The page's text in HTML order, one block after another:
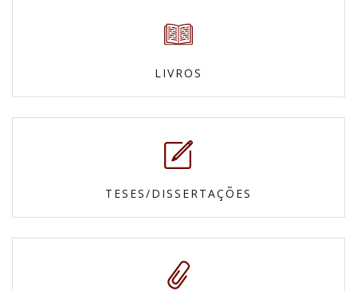
LIVROS
TESES/DISSERTAÇÕES